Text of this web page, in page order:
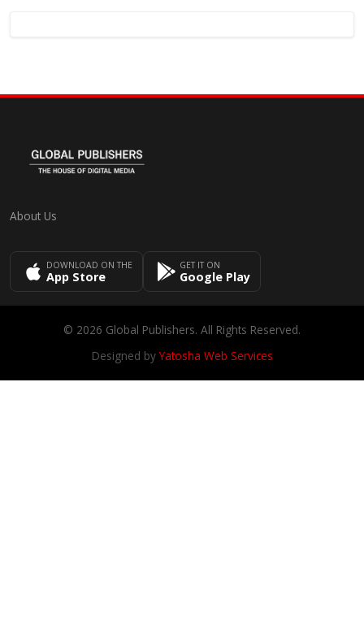
About Us
DOWNLOAD ON THE
App Store
GET IT ON
Google Play
© 2026 Global Publishers. All Rights Reserved.
Designed byYatosha Web Services